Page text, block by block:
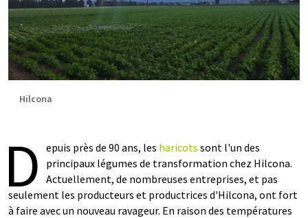
Hilcona
D epuis près de 90 ans, les haricots sont l'un des
principaux légumes de transformation chez Hilcona.
Actuellement, de nombreuses entreprises, et pas
seulement les producteurs et productrices d'Hilcona, ont fort
à faire avec un nouveau ravageur. En raison des températures